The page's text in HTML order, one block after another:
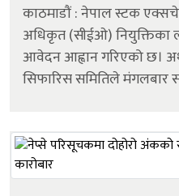
काठमाडौं : नेपाल स्टक
अधिकृत (सीईओ) नियुक्तिका
आवेदन आह्वान गरिएको छ। अर्थ मन्त्रालयद्वारा गठित
सिफारिस समितिले मंगलबार